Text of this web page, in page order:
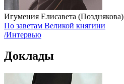
Игумения Елисавета (Позднякова)
По заветам Великой княгини
/Интервью
Доклады